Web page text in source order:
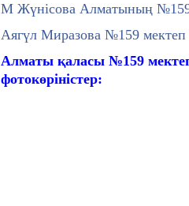
М Жүнісова Алматының №159
Аягүл Миразова №159 мектеп
Алматы қаласы №159
фотокөріністер: